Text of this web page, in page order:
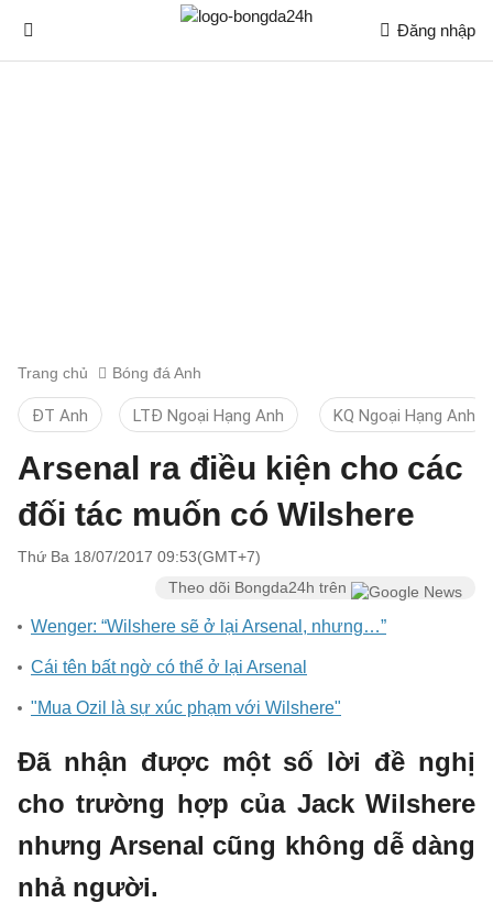
Đăng nhập
Trang chủ Bóng đá Anh
ĐT Anh LTĐ Ngoại Hạng Anh KQ Ngoại Hạng Anh
Arsenal ra điều kiện cho các
đối tác muốn có Wilshere
Thứ Ba 18/07/2017 09:53(GMT+7)
Theo dõi Bongda24h trên
Wenger: “Wilshere sẽ ở lại Arsenal, nhưng…”
Cái tên bất ngờ có thể ở lại Arsenal
"Mua Ozil là sự xúc phạm với Wilshere"
Đã nhận được một số lời đề nghị
cho trường hợp của Jack Wilshere
nhưng Arsenal cũng không dễ dàng
nhả người.